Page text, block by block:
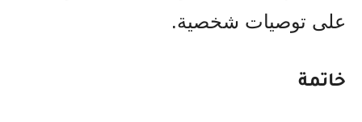
على توصيات شخصية.
خاتمة